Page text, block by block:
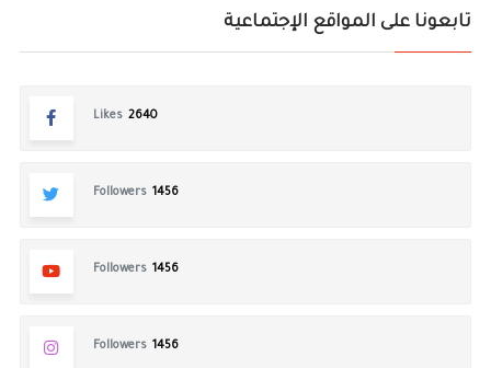
تابعونا على المواقع الإجتماعية
Likes 2640
Followers 1456
Followers 1456
Followers 1456